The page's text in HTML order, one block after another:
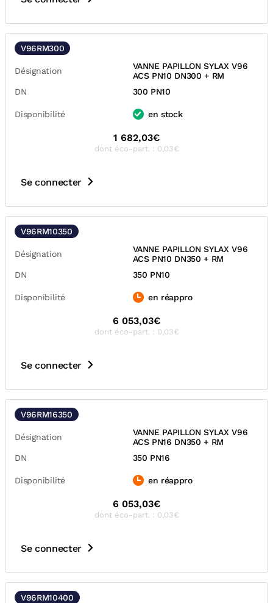
V96RM300
Désignation
VANNE PAPILLON SYLAX V96
ACS PN10 DN300 + RM
DN
300 PN10
Disponibilité en stock
1 682,03€
dont éco-part. : 0,03€
Se connecter
V96RM10350
Désignation
VANNE PAPILLON SYLAX V96
ACS PN10 DN350 + RM
DN
350 PN10
Disponibilité en réappro
6 053,03€
dont éco-part. : 0,03€
Se connecter
V96RM16350
Désignation
VANNE PAPILLON SYLAX V96
ACS PN16 DN350 + RM
DN
350 PN16
Disponibilité en réappro
6 053,03€
dont éco-part. : 0,03€
Se connecter
V96RM10400